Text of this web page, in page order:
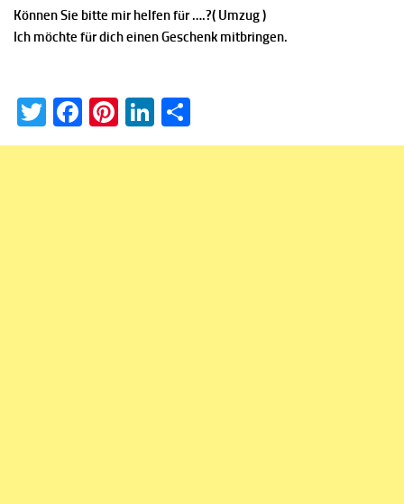
Können Sie bitte mir helfen für ….?( Umzug )
Ich möchte für dich einen Geschenk mitbringen.
Twitter
Facebook
Pinterest
LinkedIn